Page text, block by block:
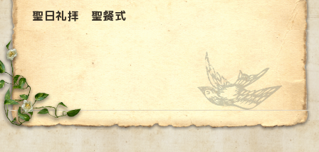
聖日礼拝 聖餐式